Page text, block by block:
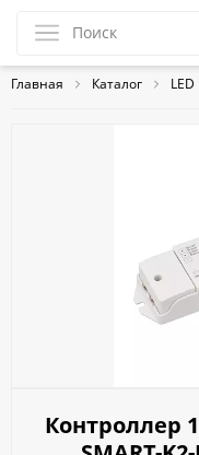
Главная Каталог LED
Контроллер